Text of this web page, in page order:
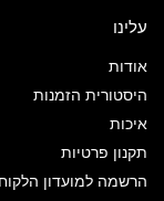
עלינו
אודות
היסטורית הזמנות
איכות
תקנון פרטיות
הרשמה למועדון